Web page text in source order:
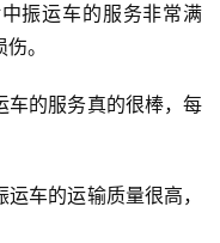
振运车的服务非常满
。
车的服务真的很棒，每
运车的运输质量很高，